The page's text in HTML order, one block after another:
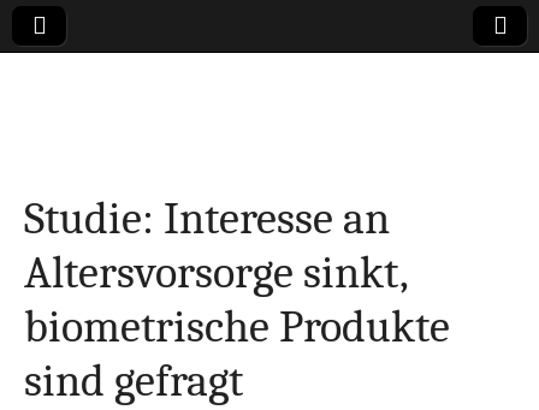
Finanzen,
Marketing-, Vertrieb-
& Investment-Tipps
Studie: Interesse an
Altersvorsorge sinkt,
biometrische Produkte
sind gefragt